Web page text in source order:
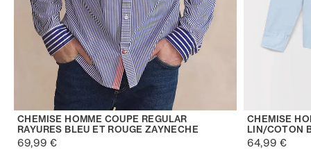
CHEMISE HOMME COUPE REGULAR
RAYURES BLEU ET ROUGE ZAYNECHE
69,99 €
CHEMISE
LIN/COTON
64,99 €